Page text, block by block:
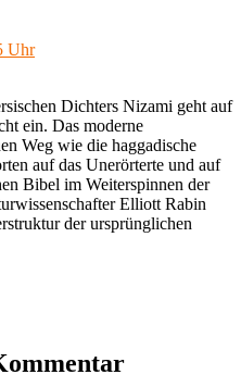
Uhr
Dichters Nizami geht auf
ein. Das moderne
Weg wie die haggadische
auf das Unerörterte und auf
Bibel im Weiterspinnen der
Elliott Rabin
der ursprünglichen